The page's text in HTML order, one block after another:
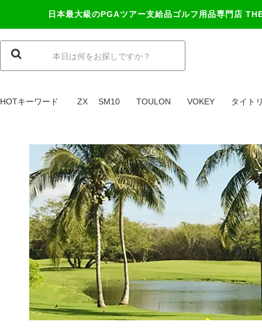
日本最大級のPGAツアー支給品ゴルフ用品専門店
HOTキーワード ZX SM10 TOULON VOKEY タイト